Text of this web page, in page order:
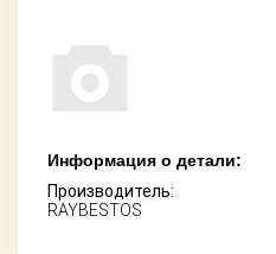
Информация о детали:
Производитель:
RAYBESTOS